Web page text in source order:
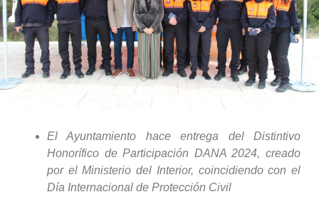
El Ayuntamiento hace entrega del Distintivo
Honorífico de Participación DANA 2024, creado
por el Ministerio del Interior, coincidiendo con el
Día Internacional de Protección Civil